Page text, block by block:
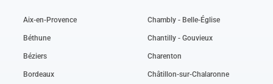
Aix-en-Provence
Béthune
Béziers
Bordeaux
Chambly - Belle-Église
Chantilly - Gouvieux
Charenton
Châtillon-sur-Chalaronne